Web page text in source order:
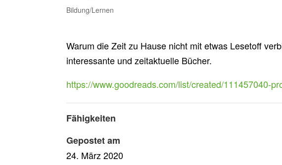
Bildung/Lernen
Warum die Zeit zu Hause nicht mit etwas Lesetoff
interessante und zeitaktuelle Bücher.
https://www.goodreads.com/list/created/111457040-
Fähigkeiten
Gepostet am
24. März 2020